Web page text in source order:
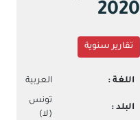
2020
تقارير سنوية
اللغة : العربية
البلد :
تونس
(لا)